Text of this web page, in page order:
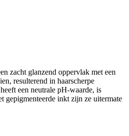
zacht glanzend oppervlak met een
resulterend in haarscherpe
een neutrale pH-waarde, is
gepigmenteerde inkt zijn ze uitermate